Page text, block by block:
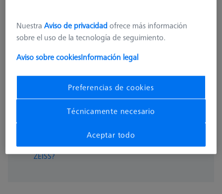
18,30 € más el IVA
Disponible
pzas
¿Obtener rápidamente un presupuesto oficial de
ZEISS?
NuestraAviso de privacidadofrece más información
sobre el uso de la tecnología de seguimiento.
Aviso sobre cookiesInformación legal
Preferencias de cookies
Técnicamente necesario
Aceptar todo